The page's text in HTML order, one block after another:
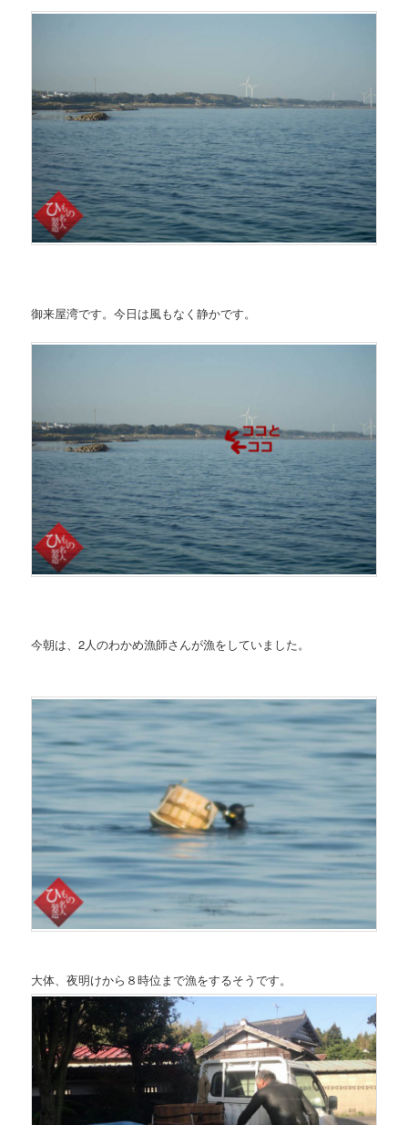
御来屋湾です。今日は風もなく静かです。
今朝は、2人のわかめ漁師さんが漁をしていました。
大体、夜明けから８時位まで漁をするそうです。